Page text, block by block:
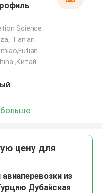
Science
Tian'an
,Китай
цену для
из
Дубайская